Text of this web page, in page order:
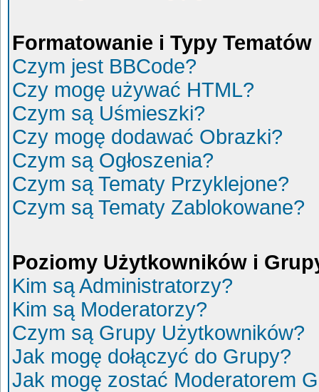
Formatowanie i Typy Tematów
Czym jest BBCode?
Czy mogę używać HTML?
Czym są Uśmieszki?
Czy mogę dodawać Obrazki?
Czym są Ogłoszenia?
Czym są Tematy Przyklejone?
Czym są Tematy Zablokowane?
Poziomy Użytkowników i
Kim są Administratorzy?
Kim są Moderatorzy?
Czym są Grupy Użytkowników?
Jak mogę dołączyć do Grupy?
Jak mogę zostać Moderatorem